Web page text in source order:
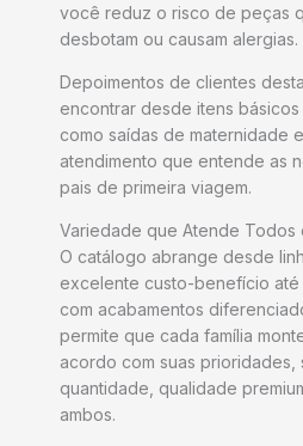
você reduz o risco de peças
desbotam ou causam alergias.
Depoimentos de clientes
encontrar desde itens
como saídas de maternidade
atendimento que entende as
pais de primeira viagem.
Variedade que Atende Todos
O catálogo abrange desde
excelente custo-benefício até
com acabamentos
permite que cada família
acordo com suas prioridades,
quantidade, qualidade
ambos.